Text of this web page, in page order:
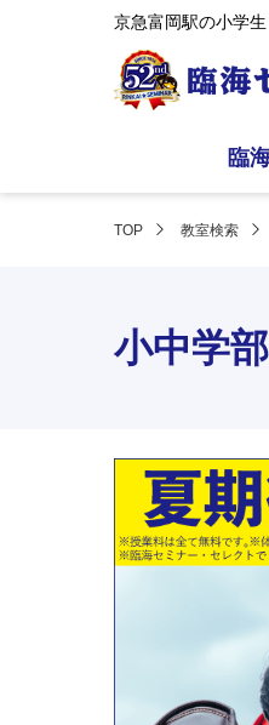
京急富岡駅の小学
臨
TOP 教室検索
小中学